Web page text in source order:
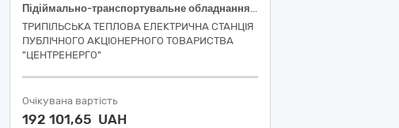
Підіймально-транспортувальне обладнання (Талі ручні, електричні лебідки)
ТРИПІЛЬСЬКА ТЕПЛОВА ЕЛЕКТРИЧНА СТАНЦІЯ
ПУБЛІЧНОГО АКЦІОНЕРНОГО ТОВАРИСТВА
"ЦЕНТРЕНЕРГО"
Очікувана вартість
192 101,65 UAH